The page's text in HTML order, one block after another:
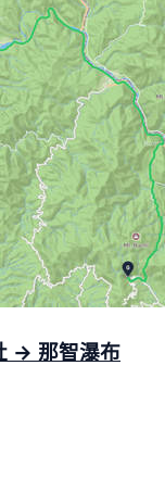
→ 那智瀑布